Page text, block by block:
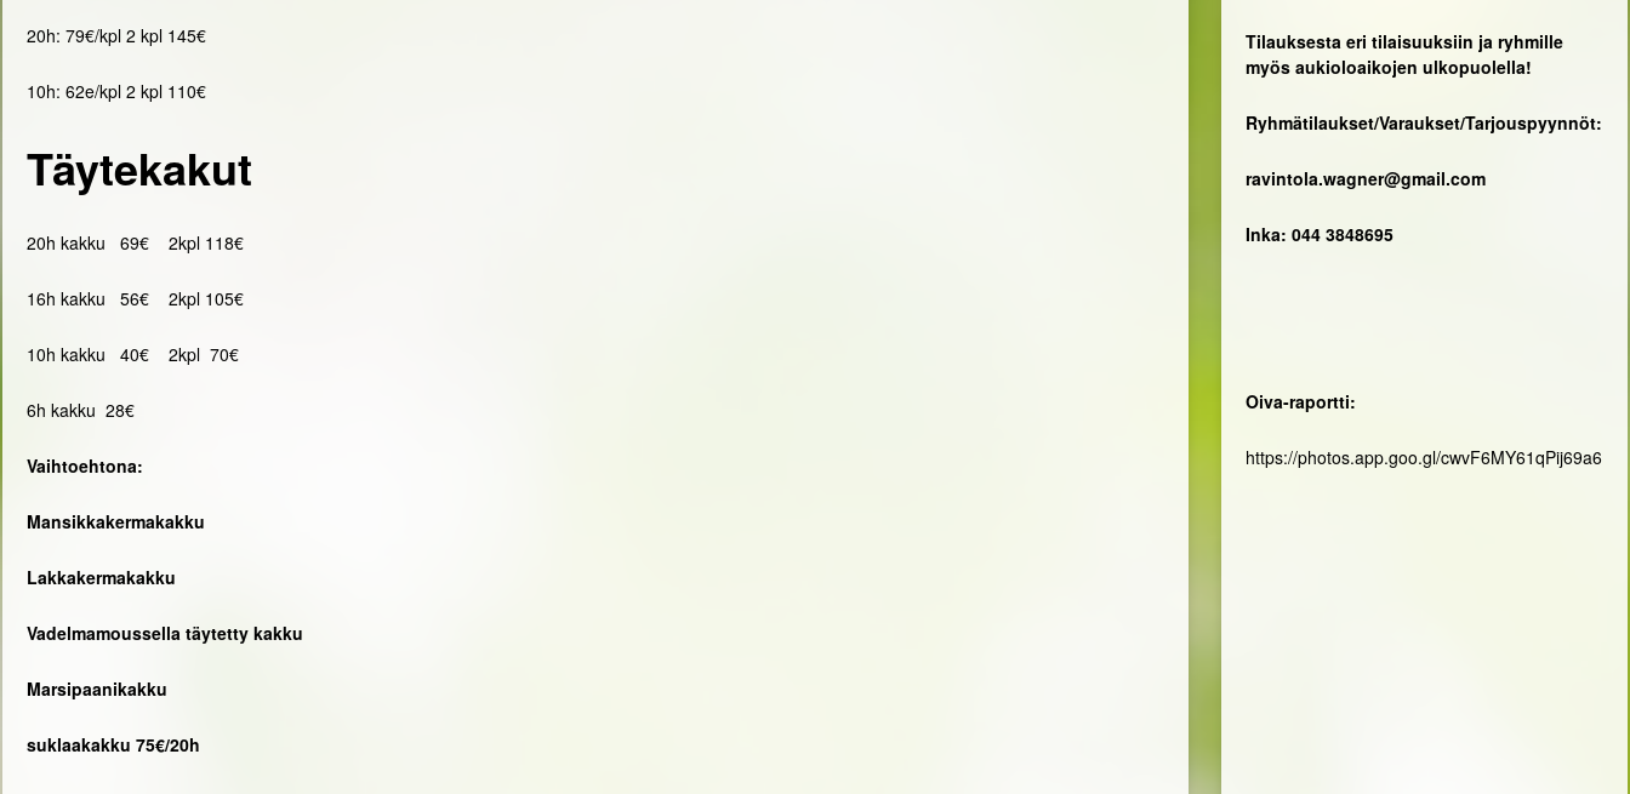
20h: 79€/kpl 2 kpl 145€
10h: 62e/kpl 2 kpl 110€
Täytekakut
20h kakku 69€ 2kpl 118€
16h kakku 56€ 2kpl 105€
10h kakku 40€ 2kpl 70€
6h kakku 28€
Vaihtoehtona:
Mansikkakermakakku
Lakkakermakakku
Vadelmamoussella täytetty kakku
Marsipaanikakku
suklaakakku 75€/20h
Tilauksesta eri tilaisuuksiin ja ryhmille
myös aukioloaikojen ulkopuolella!
Ryhmätilaukset/Varaukset/Tarjouspyynnöt:
ravintola.wagner@gmail.com
Inka: 044 3848695
Oiva-raportti:
https://photos.app.goo.gl/cwvF6MY61qPij69a6